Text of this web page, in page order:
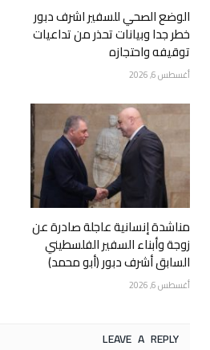
الوضع الصحي للسفير اشرف دبور
خطر جدا وبيانات تحذر من تداعيات
توقيفه واحتجازه
أغسطس 6, 2026
مناشدة إنسانية عاجلة صادرة عن
زوجة وأبناء السفير الفلسطيني
السابق أشرف دبور (أبو محمد)
أغسطس 6, 2026
LEAVE A REPLY